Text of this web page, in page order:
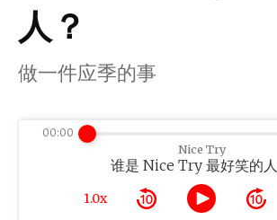
人？
做一件应季的事
Nice Try
谁是 Nice Try 最好笑的
1.0x
00:00